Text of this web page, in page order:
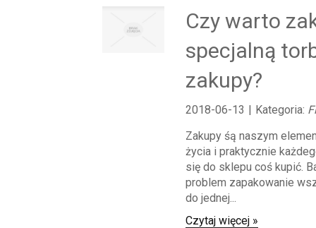
Czy warto
specjalną
zakupy?
2018-06-13 | Kategoria:
Zakupy śą naszym
życia i praktycznie
się do sklepu coś kupić.
problem zapakowanie
do jednej...
Czytaj więcej »